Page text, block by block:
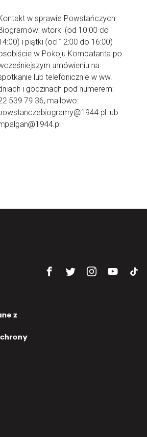
w sprawie Powstańczych
wtorki (od 10:00 do
i piątki (od 12:00 do 16:00)
w Pokoju Kombatanta po
umówieniu na
lub telefonicznie w ww.
i godzinach pod numerem:
539 79 36, mailowo:
lub
z